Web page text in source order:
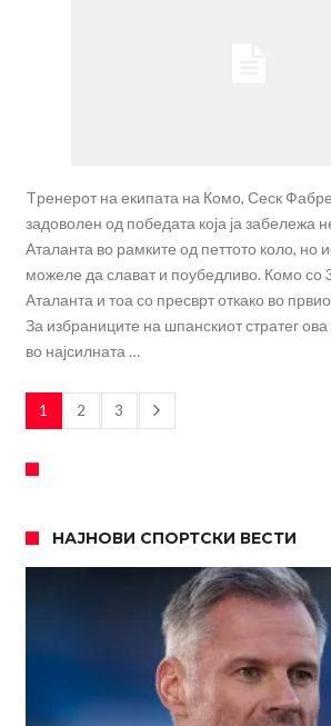
Tренерот на екипата на Комо, Сеск
задоволен од победата која ја забележа
Аталанта во рамките од петтото коло, но
можеле да слават и поубедливо. Комо со
Аталанта и тоа со пресврт откако во
За избраниците на шпанскиот стратег
во најсилната …
1 2 3
НАЈНОВИ СПОРТСКИ ВЕСТИ